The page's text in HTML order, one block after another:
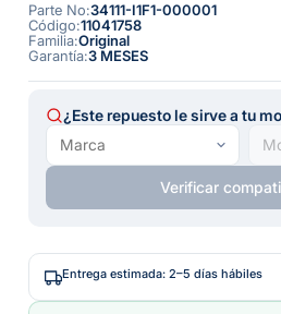
Parte No:34111-I1F1-000001
Código:11041758
Familia:Original
Garantía:3 MESES
¿Este repuesto le sirve a tu
Verificar
Entrega estimada: 2–5 días hábiles